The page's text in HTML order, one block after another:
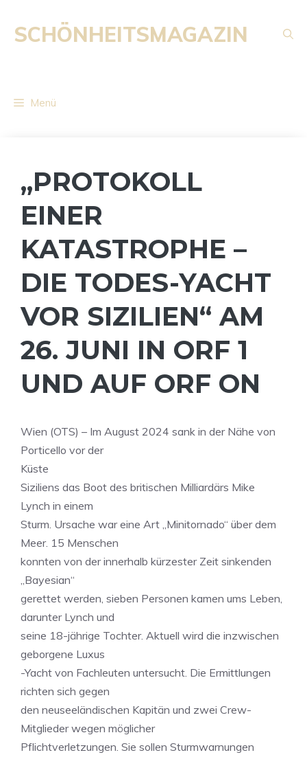
Inhalt
springen
SCHÖNHEITSMAGAZIN
Menü
„PROTOKOLL
EINER
KATASTROPHE –
DIE TODES-YACHT
VOR SIZILIEN“ AM
26. JUNI IN ORF 1
UND AUF ORF ON
Wien (OTS) – Im August 2024 sank in der Nähe von
Porticello vor der
Küste
Siziliens das Boot des britischen Milliardärs Mike
Lynch in einem
Sturm. Ursache war eine Art „Minitornado“ über dem
Meer. 15 Menschen
konnten von der innerhalb kürzester Zeit sinkenden
„Bayesian“
gerettet werden, sieben Personen kamen ums Leben,
darunter Lynch und
seine 18-jährige Tochter. Aktuell wird die inzwischen
geborgene Luxus
-Yacht von Fachleuten untersucht. Die Ermittlungen
richten sich gegen
den neuseeländischen Kapitän und zwei Crew-
Mitglieder wegen möglicher
Pflichtverletzungen. Sie sollen Sturmwarnungen